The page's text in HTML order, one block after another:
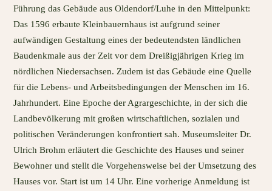
Führung das Gebäude aus Oldendorf/Luhe in den Mittelpunkt:
Das 1596 erbaute Kleinbauernhaus ist aufgrund seiner
aufwändigen Gestaltung eines der bedeutendsten ländlichen
Baudenkmale aus der Zeit vor dem Dreißigjährigen Krieg im
nördlichen Niedersachsen. Zudem ist das Gebäude eine Quelle
für die Lebens- und Arbeitsbedingungen der Menschen im 16.
Jahrhundert. Eine Epoche der Agrargeschichte, in der sich die
Landbevölkerung mit großen wirtschaftlichen, sozialen und
politischen Veränderungen konfrontiert sah. Museumsleiter Dr.
Ulrich Brohm erläutert die Geschichte des Hauses und seiner
Bewohner und stellt die Vorgehensweise bei der Umsetzung des
Hauses vor. Start ist um 14 Uhr. Eine vorherige Anmeldung ist